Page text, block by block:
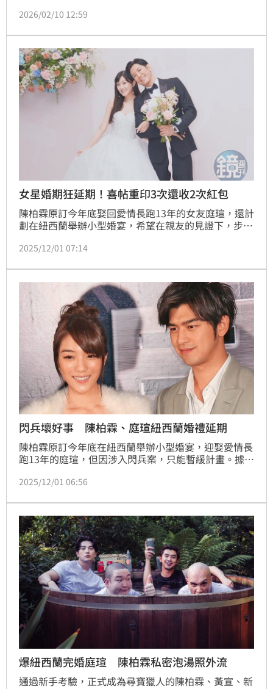
再有消息指出，陳柏霖主持的實境節目《出去一下
汝珊
2026/02/10 12:59
女星婚期狂延期！喜帖重印3次還收2次紅包
陳柏霖原訂今年底娶回愛情長跑13年的女友庭瑄，還計
劃在紐西蘭舉辦小型婚宴，希望在親友的見證下，步入
出突然延後婚宴的人不少，如林逸欣、陳大天及胡宇
2025/12/01 07:14
閃兵壞好事 陳柏霖、庭瑄紐西蘭婚禮延期
陳柏霖原訂今年底在紐西蘭舉辦小型婚宴，迎娶愛情長
跑13年的庭瑄，但因涉入閃兵案，只能暫緩計畫。據本
續，原本排定的婚禮計畫也得延遲，他一一打電話向家
時不得而知。
2025/12/01 06:56
爆紐西蘭完婚庭瑄 陳柏霖私密泡湯照外流
通過新手考驗，正式成為尋寶獵人的陳柏霖、黃宣、新